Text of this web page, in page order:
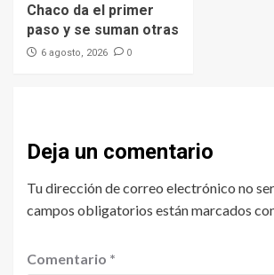
Chaco da el primer
paso y se suman otras
6 agosto, 2026 0
Deja un comentario
Tu dirección de correo electrónico no
campos obligatorios están marcados
Comentario *